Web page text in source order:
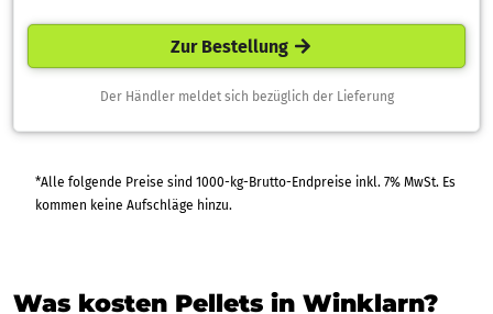
Zur Bestellung
Der Händler meldet sich bezüglich der Lieferung
*Alle folgende Preise sind 1000-kg-Brutto-Endpreise inkl. 7% MwSt. Es
kommen keine Aufschläge hinzu.
Was kosten Pellets in Winklarn?